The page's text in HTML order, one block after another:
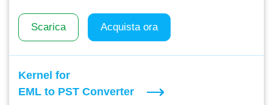
Scarica Acquista ora
Kernel for
EML to PST Converter